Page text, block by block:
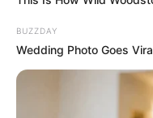
BUZZDAY
Wedding Photo Goes